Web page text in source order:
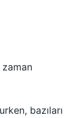
bazıları